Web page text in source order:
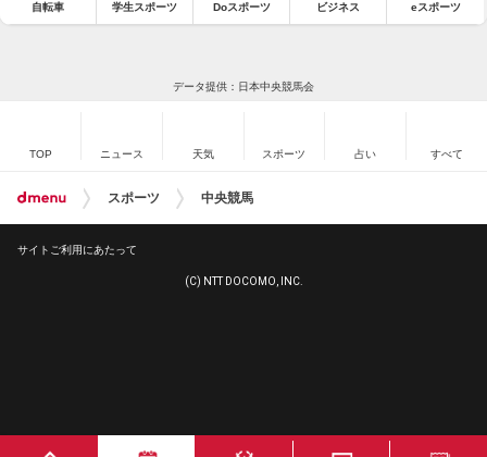
自転車 学生スポーツ Doスポーツ ビジネス eスポーツ
データ提供：日本中央競馬会
TOP ニュース 天気 スポーツ 占い すべて
スポーツ 中央競馬
サイトご利用にあたって
(C) NTT DOCOMO, INC.